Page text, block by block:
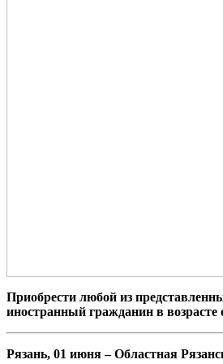
Приобрести любой из
иностранный гражданин в возрасте
Рязань, 01 июня – Областная